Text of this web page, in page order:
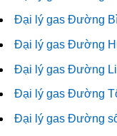
Đại lý gas Đường
Đại lý gas Đường
Đại lý gas Đường
Đại lý gas Đường
Đại lý gas Đường